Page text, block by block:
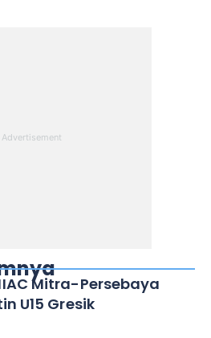
Mitra-Persebaya
U15 Gresik